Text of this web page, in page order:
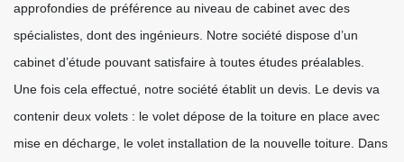
approfondies de préférence au niveau de cabinet avec des
spécialistes, dont des ingénieurs. Notre société dispose d’un
cabinet d’étude pouvant satisfaire à toutes études préalables.
Une fois cela effectué, notre société établit un devis. Le devis va
contenir deux volets : le volet dépose de la toiture en place avec
mise en décharge, le volet installation de la nouvelle toiture. Dans